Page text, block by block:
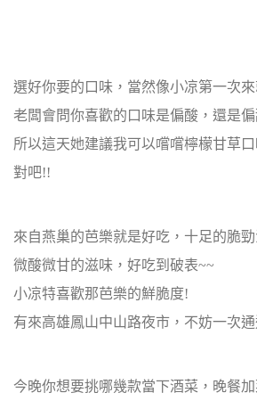
選好你要的口味，當然像小凉第一次
老闆會問你喜歡的口味是偏酸，還是
所以這天她建議我可以嚐嚐檸檬甘草
對吧!!
來自燕巢的芭樂就是好吃，十足的脆
微酸微甘的滋味，好吃到破表~~
小凉特喜歡那芭樂的鮮脆度!
有來高雄鳳山中山路夜市，不妨一次
今晚你想要挑哪幾款當下酒菜，晚餐加